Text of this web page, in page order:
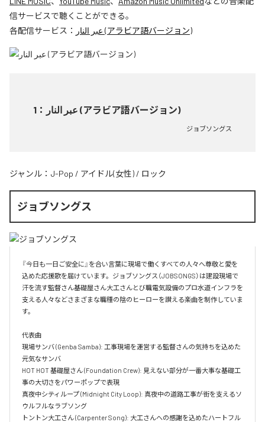
信サービスで聴くことができる。
各配信サービス：
عبر النار (アラビア語バージョン)
1 ： عبر النار (アラビア語バージョン)
ジョブソングス
ジャンル： J-Pop / アイドル(女性) / ロック
ジョブソングス
『今日も一日ご安全に』を合い言葉に現場で働くすべての人々へ尊敬と愛を
込めた応援歌を届けています。ジョブソングス（JOBSONGS）は建設現場で
汗を流す監督さん基礎屋さん大工さんとび職電気設備のプロ水道インフラを
支える人々などさまざまな職種の陰のヒーローを讃える楽曲を制作していま
す。
代表曲
現場サンバ (Genba Samba): 工事現場を運営する監督さんの気持ちを込めた
元気なサンバ
HOT HOT 基礎屋さん (Foundation Crew): 見えない部分が一番大事な基礎工
事の大切さをパワーポップで表現
真夜中シティループ (Midnight City Loop): 真夜中の道路工事が街を支えるソ
ウルフルなラブソング
トントン大工さん (Carpenter Song): 大工さんへの感謝を込めたハートフル